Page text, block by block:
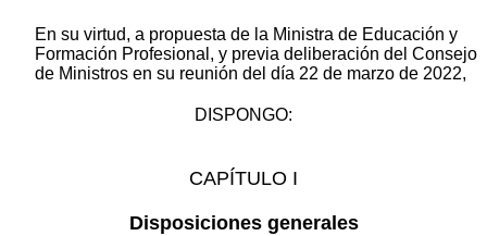
En su virtud, a propuesta de la Ministra de Educación y
Formación Profesional, y previa deliberación del Consejo
de Ministros en su reunión del día 22 de marzo de 2022,
DISPONGO:
CAPÍTULO I
Disposiciones generales